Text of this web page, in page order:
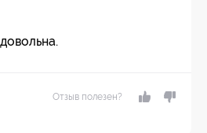
Отзыв полезен?